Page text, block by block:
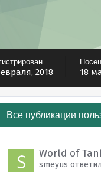
2018 18
Все публикации
World of
smeyus